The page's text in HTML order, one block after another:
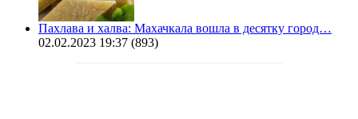
Пахлава и халва: Махачкала вошла в десятку город…
02.02.2023 19:37 (893)